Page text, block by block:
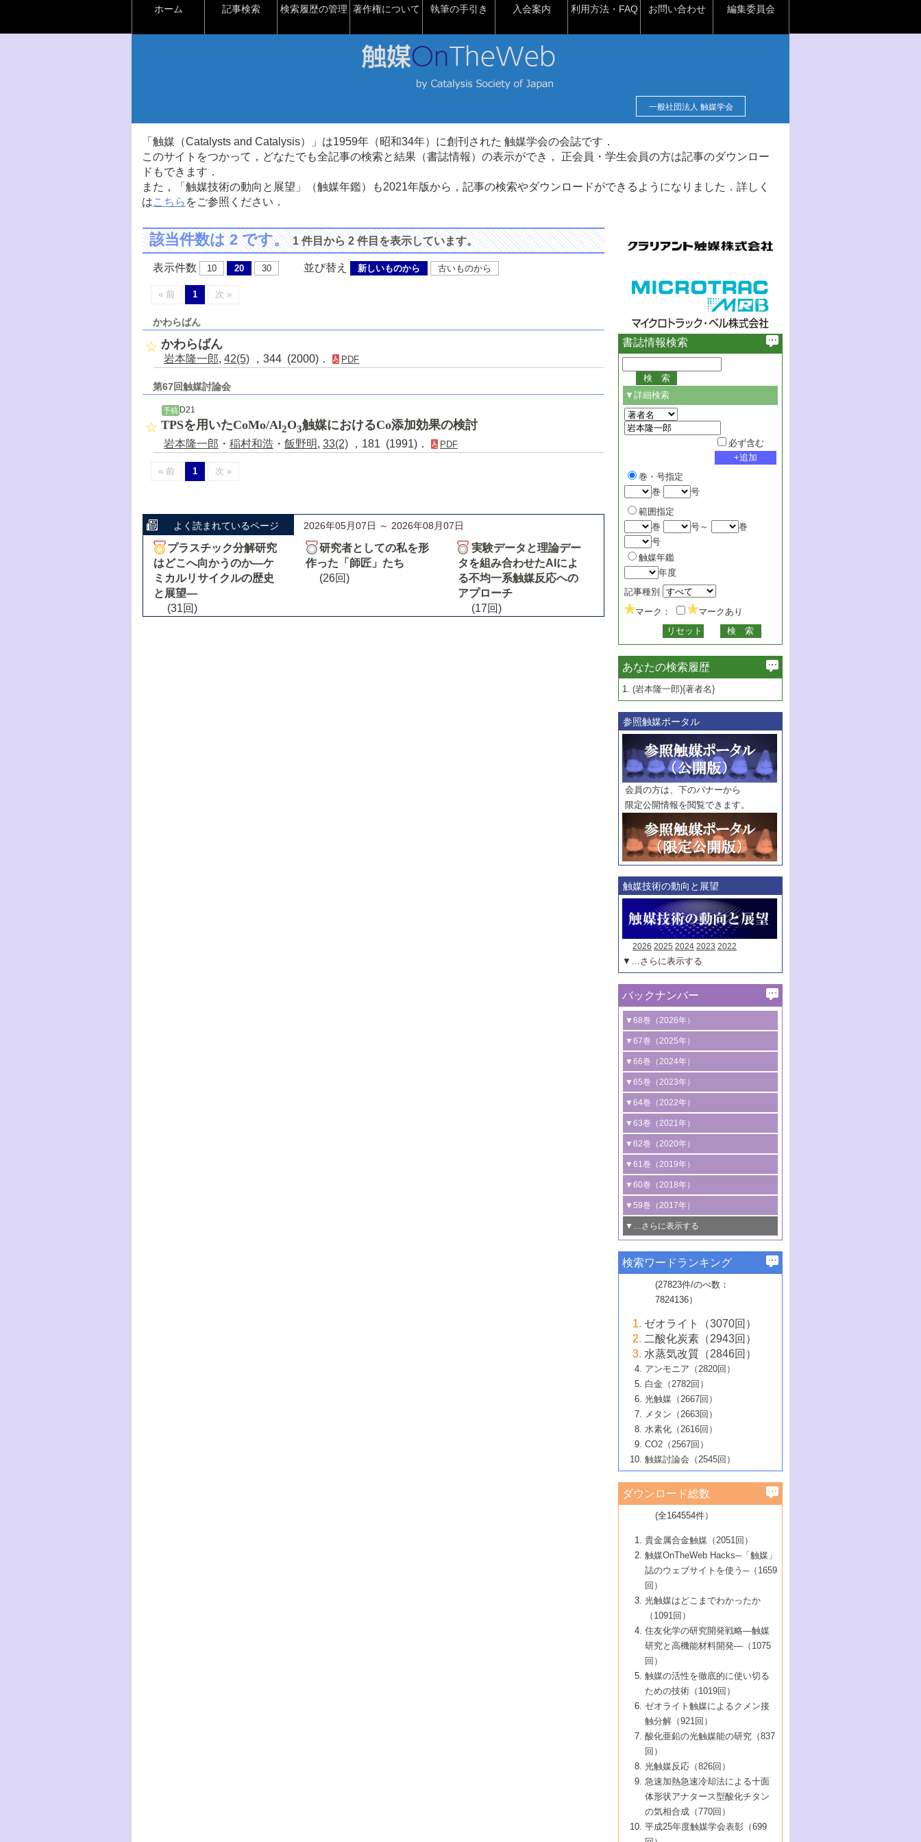
ホーム 記事検索 検索履歴の管理 著作権について 執筆の手引き 入会案内 利用方法・FAQ お問い合わせ 編集委員会
一般社団法人 触媒学会
「触媒（Catalysts and Catalysis）」は1959年（昭和34年）に創刊された 触媒学会の会誌です．
このサイトをつかって，どなたでも全記事の検索と結果（書誌情報）の表示ができ， 正会員・学生会員の方は記事のダウンロー
ドもできます．
また，「触媒技術の動向と展望」（触媒年鑑）も2021年版から，記事の検索やダウンロードができるようになりました．詳しく
はこちら をご参照ください．
該当件数は 2 です。1 件目から 2 件目を表示しています。
表示件数 10 20 30 並び替え 新しいものから 古いものから
« 前 1 次 »
かわらばん
かわらばん
岩本隆一郎, 42(5) ，344 (2000)． PDF
第67回触媒討論会
予稿 D21
TPSを用いたCoMo/Al2O3触媒におけるCo添加効果の検討
岩本隆一郎 ・ 稲村和浩 ・ 飯野明, 33(2) ，181 (1991)． PDF
« 前 1 次 »
よく読まれているページ 2026年05月07日 ～ 2026年08月07日
プラスチック分解研究
はどこへ向かうのか―ケ
ミカルリサイクルの歴史
と展望―
(31回)
研究者としての私を形
作った「師匠」たち
(26回)
実験データと理論デー
タを組み合わせたAIによ
る不均一系触媒反応への
アプローチ
(17回)
書誌情報検索
▼詳細検索
必ず含む
巻・号指定
巻
号
範囲指定
巻
号～
巻
号
触媒年鑑
年度
記事種別
マーク：
マークあり
あなたの検索履歴
1. (岩本隆一郎){著者名}
参照触媒ポータル
会員の方は、下のバナーから
限定公開情報を閲覧できます。
触媒技術の動向と展望
2026 2025 2024 2023 2022
▼…さらに表示する
バックナンバー
▼68巻（2026年）
1号 過酸化水素合成に関する研究動向
2号 コンピューター技術により加速する
触媒開発
3号 有機分子変換やCO 資源化のための
光触媒に関する最近の研究
B号 第137回触媒討論会（2026年）
▼67巻（2025年）
1号 CO
水素化によるグリーン燃料/グリ
ーンケミカル製造
2号 水素製造のための水分解技術に関す
る最近の研究
3号 オレフィン系樹脂の精密合成に関す
る最新技術
4号 アルコール類の効率的変換を実現す
る非貴金属触媒の研究動向
5号 ゼオライトの合成と応用における研
究動向
6号 ヘテロ接合界面
B号 第135回触媒討論会（2025年）
▼66巻（2024年）
1号 低次元ナノ構造を有する触媒材料
2号 規制反応場を活用した固体触媒研究
の新展開
3号 未踏分子変換を目指した酸化触媒プ
ロセスの最前線
4号 シンクロトロン放射光および中性子
線を利用した触媒解析技術の最先端
5号 単原子触媒
6号 参照触媒委員会からのお知らせ
B号 第133回触媒討論会（2023年）
▼65巻（2023年）
1号 炭素が関わる触媒機能
2号 プラスチックケミカルリサイクルの
ための触媒技術
3号 非酸化物系金属化合物を基盤とした
触媒材料の開発
4号 格子酸素・格子酸素欠陥を利用した
触媒反応
5号 生体触媒によるエネルギー変換反応
6号 窒素とリンの循環のための触媒・機
能性材料
▼64巻（2022年）
1号 合成ガス製造とCOを用いるケミカル
ズ合成の最新動向
2号 化学品合成のための合金触媒開発
3号 CO の排出削減および有効活用のた
めの触媒技術
4号 若手による情報発信企画～とびたて
若き触媒の研究者たち～（1）
若き触媒の研究者たち～（2）
6号 石油のノーブル・ユースを志向した
触媒技術
大学：オンライン・対面開催）
▼63巻（2021年）
1号 金触媒の新展開
2号 ペロブスカイト
3号 特殊反応場を利用した触媒的分子変
換反応
4号 多孔質材料を用いた触媒の新展開
5号 情報学的手法を用いた触媒開発
6号 カーボンニュートラルに向けた電解
技術
B号 第127回触媒討論会（2021年・オン
ライン開催(Zoom)のみ）
▼62巻（2020年）
1号 触媒設計を拓く欠陥構造のキャラク
タリゼーション
2号 機能化学品製造に資するクリーンな
触媒的酸化反応
3号 水処理のための触媒化学
4号 光触媒を用いた水分解の最新の研究
動向
5号 次世代の触媒プロセスを支えるマイ
6号 メタン転換技術の最新動向
B号 第125回触媒討論会（2020年・工学
院大学）
▼61巻（2019年）
1号 物質移動制御に着目した触媒プロセ
ス開発
2号 CO2 フリー水素サプライチェーンに
関わる触媒開発動向
3号 精密高分子合成に関する最近の研究
動向
4号 バイオマス化成品製造のための触媒
5号 固体触媒による含窒素有機化合物変
換の最前線
6号 貴金属使用量低減に向けた自動車排
ガス浄化触媒の開発
B号 第123回触媒討論会（2019年・大阪
▼60巻（2018年）
1号 固体酸触媒の最新の研究動向
2号 二酸化炭素からの有用化学品合成
3号 ナノ粒子・クラスター触媒の最前線
4号 60周年記念企画
5号 進化するゼオライト合成技術
6号 非貴金属系触媒における電気化学的
B号 第121回触媒討論会（2018年・東京
大学）
▼59巻（2017年）
1号 いたるところに，触媒
最先端技術
3号 無機分離膜材料の開発と触媒反応プ
ロセスへの適用
5号 水素のふるまいを解き明かす最先端
研究
6号 低級アルカンの有効利用のための触
媒技術
B号 第119回触媒討論会（2017年・首都
大学東京）
▼…さらに表示する
1号 ユニークな構造の高分子を生み出す触
2号 リグニンからの化成品製造に向けた触
媒技術
3号 触媒研究の最先端～とびたて若き研究
者たち～（1）
4号 触媒研究の最先端～とびたて若き研究
者たち～（2）
5号 触媒研究の最先端～とびたて若き研究
者たち～（3）
6号 イオニクス材料と燃料電池・電解合成
の最新の研究動向
B号 第117回触媒討論会（2016年・大阪府
立大学）
▼57巻（2015年）
1号 水素キャリアにかかわる触媒技術の新
2号 石油精製用触媒の最近の進展
3号 固体酸化物形燃料電池（SOFC）におけ
るアノード触媒上での燃料直接改質技術
4号 コアシェル構造の制御による触媒機能
5号 工業触媒およびその周辺技術の最近の
進歩
6号 ナノシート
B号 第115回触媒討論会（2015年・成蹊大
▼56巻（2014年）
2号 光触媒反応機構に関する最新の研究動
向
開発動向
4号 人工光合成に向けた近年のアプローチ
5号 未利用熱エネルギーの有効活用に貢献
する触媒技術
6号 ポリオキソメタレート
B号 第113回触媒討論会（2014年・ロワジ
ールホテル豊橋）
1号 高耐久性燃料電池システム用触媒にお
ける新展開
2号 リビングラジカル重合の最近の動向
3号 天然ガスの化学工業的展開に関する触
媒技術
4号 貴金属触媒の精密構造制御とその活用
5号 バイオマス化成品製造のための固体触
6号 ナノ空間─吸着状態解析から新機能開拓
B号 第111回触媒討論会（2013年・関西大
▼54巻（2012年）
1号 規則性多孔体の利用技術における最近
の進歩
2号 第109回触媒討論会
3号 貴金属低減技術の最新動向
4号 貴金属代替技術の最新動向
5号 光触媒による物質変換反応の新展開
6号 グラフェン
7号 水素を利用する化成品合成の新潮流
▼53巻（2011年）
1号 金属学から見る合金触媒の新展開
2号 第107回触媒討論会
3号 触媒のその場観察法の進歩（１）
4号 触媒のその場観察法の進歩（２）
5号 不活性結合の触媒的活性化による有機
合成
6号 新しい固体酸触媒技術
7号 ゼオライト合成における最近の進歩
▼52巻（2010年）
1号 触媒の劣化対策と長寿命触媒開発
2号 第105回触媒討論会
3号 ナノ構造が拓く新機能
4号 活性サイトおよびその環境の精密な設
計による触媒の高機能化
5号 触媒を有効に使うための技術
7号 有機分子触媒による精密有機合成
8号 高機能化ポリオレフィンに向けた重合
触媒の最近の進展
1号 炭素材料－熱い注目を集める材料－
2号 第103回触媒討論会
3号 環境浄化用光触媒の現状と課題
4号 水素社会の実現に向けた水素製造・貯
蔵技術の進歩
5号 CO2が関わる触媒・材料
7号 持続可能社会実現のための触媒および
触媒関連技術
▼50巻（2008年）
1号 触媒化学と学会のこの10年，半世紀，
そして未来
2号 第101回触媒討論会
4号 錯体を利用したユニークな表面構造の
構築と機能
5号 若手会員による触媒研究の未来展望1：
企業編
6号 第102回触媒討論会
7号 触媒・化学反応における計算化学の進
8号 若手研究者による触媒研究の未来展望
2：大学・研究所編
▼49巻（2007年）
1号 含フッ素化合物の合成と触媒
2号 第99回触媒討論会
3号 実用的ファインケミカル合成プロセス
を実現する触媒
5号 こんな物質，あんな物質―新たな触媒
の可能性―
7号 『結晶の化学』を活かした触媒研究
8号 イオン液体の応用
▼48巻（2006年）
1号 固体酸触媒の最近の進歩
2号 第97回触媒討論会
3号 リビング重合触媒の最近の展開
5号 水素製造・貯蔵のための触媒技術の新
しい展開
6号 第98回触媒討論会
7号 基礎化学品製造の触媒技術
8号 多機能型リアクター
1号 最近の触媒担体とその効果
2号 第95回触媒討論会
4号 水分解用光触媒材料
5号 時間分解分光の進歩と応用
6号 第96回触媒討論会
8号 超臨界流体を用いた化学プロセスの新
▼46巻（2004年）
1号 部分酸化反応触媒の最前線
2号 第93回触媒討論会
3号 特殊エネルギー場の触媒反応
4号 生体内における金属の触媒作用
5号 ファインケミカルズの展開に寄与する
6号 第94回触媒討論会
7号 サブナノレベルでみた新しい表面現象
8号 オレフィン重合触媒の新たな展
▼45巻（2003年）
1号 なぜこの触媒が良いのか？
2号 第91回触媒討論会
3号 最近の自動車排ガス処理技術
4号 触媒研究の現状と将来─第90回触媒討論
5号 基礎化学品製造の触媒技術
6号 第92回触媒討論会
7号 基礎化学品製造の触媒技術
8号 資源の循環と触媒技術
▼44巻（2002年）
1号 高次制御された触媒の化学
2号 第89回触媒討論会
3号 触媒を利用した電気化学の新展開
4号 ナノ材料の調製と機能化
5号 こんな触媒が欲しい
6号 第90回触媒討論会
7号 触媒研究と学術雑誌/情報
8号 若い世代からみた触媒化学の現状と未
▼43巻（2001年）
1号 グリーンケミストリーと触媒
2号 第87回触媒討論会特集号
3号 生体触媒とバイオプロセス
4号 水素製造・利用の触媒化学
5号 触媒研究における新しい切り口：コン
ビナトリアルケミストリー
6号 第88回触媒討論会特集号
7号 企業における触媒研究のブレークスル
8号 この材料を触媒として使ってみません
▼42巻（2000年）
1号 触媒反応工学の明日を拓く
2号 第85回触媒討論会
3号 反応ダイナミクス
5号 触媒のおもしろさをどのように伝える
6号 第86回触媒討論会
7号 水素化精製触媒の新しい展開
8号 新しい反応性と機能性を目指した金属
クラスタ-化学
▼41巻（1999年）
1号 孔、穴、あな?-特異な空間とその利用-
2号 第83回触媒討論会
3号 均一系触媒反応最前線
4号 実用炭素材料の新展開
5号 研究の方法論を考える
7号 機能性金属材料と触媒
8号 触媒研究へのNMRの応用と展望
▼40巻（1998年）
進展と21世紀への提言/創立40周年記念・触
媒学会この10年の歩みとこれから/創立40周
2号 第81回触媒討論会
3号 計算機触媒化学へのさそい
4号 触媒劣化の制御と予測
5号 最新の実用プロセスと触媒
6号 第82回触媒討論会
7号 ナノ構造体の化学
8号 あの反応は今
1号 均一系と不均一系触媒反応-その特徴と
接点
2号 第79回触媒討論会
3号 最新NO除去触媒の実用化研究
4号 新しい反応場を目指した触媒調製
5号 反応・分離技術の新しい展開
6号 第80回触媒討論会
8号 AFMでみる世界
▼38巻（1996年）
1号 触媒の構造と触媒作用/C1化学を中心と
する21世紀への触媒
3号 オリンピックメダル:金・銀・銅はどん
な触媒作用を示すか
4号 触媒作用における機能の複合化
5号 未来を拓け！若手研究者
6号 第78回触媒討論会
7号 ダイナミックな領域への触媒研究の展
開/C1化学を中心とする21世紀への触媒
▼37巻（1995年）
1号 ファインケミカルズと固体触媒
2号 第75回触媒討論会
3号 希土類を利用した触媒
4号 触媒とリサイクル
5号 エネルギー変換触媒
6号 第76回触媒討論会
7号 表面吸着相の新しい展開
8号 マイクロポーラス・クリスタル触媒の
▼36巻（1994年）
1号 電気化学と触媒
2号 第73回触媒討論会
3号 C4化学の展開
4号 《通常号》
5号 《通常号》
6号 第74回触媒討論会
▼35巻（1993年）
1号 工業触媒開発マニュアル―探索から工
業化まで
2号 第71回触媒討論会
3号 研究開発のうらおもて―着想と展開
4号 触媒劣化と寿命の予測
5号 環境に優しい触媒
▼34巻（1992年）
1号 インパクトを与えたこの研究
2号 第69回触媒討論会
3号 ケミカルズ合成触媒―新しい展開と応
▼33巻（1991年）
1号 触媒プロセス開発マニュアル―探索か
ら工業化まで，知っておきたいこと PartII
2号 第67回触媒討論会
▼32巻（1990年）
1号 21世紀に向けて触媒研究の飛躍をめざ
す―触媒化学の裾野を広げよう
2号 第65回触媒討論会
▼31巻（1989年）
1号 情報科学と反応設計・材料設計
▼30巻（1988年）
検索ワードランキング
(27823件/のべ数：
7824136）
ゼオライト（3070回）
二酸化炭素（2943回）
水蒸気改質（2846回）
アンモニア（2820回）
白金（2782回）
光触媒（2667回）
メタン（2663回）
水素化（2616回）
CO2（2567回）
触媒討論会（2545回）
ダウンロード総数
(全164554件）
貴金属合金触媒（2051回）
触媒OnTheWeb Hacks─「触媒」
誌のウェブサイトを使う─（1659
回）
光触媒はどこまでわかったか
（1091回）
住友化学の研究開発戦略―触媒
研究と高機能材料開発―（1075
回）
触媒の活性を徹底的に使い切る
ための技術（1019回）
ゼオライト触媒によるクメン接
触分解（921回）
酸化亜鉛の光触媒能の研究（837
回）
光触媒反応（826回）
急速加熱急速冷却法による十面
体形状アナタース型酸化チタン
の気相合成（770回）
平成25年度触媒学会表彰（699